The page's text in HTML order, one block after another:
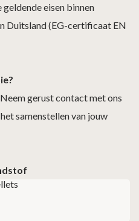
eisen binnen
Duitsland (EG-certificaat EN
gerust contact met ons
samenstellen van jouw